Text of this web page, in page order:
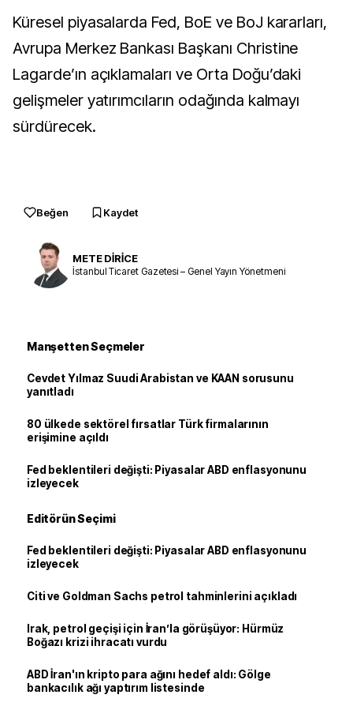
Küresel piyasalarda Fed, BoE ve BoJ kararları,
Avrupa Merkez Bankası Başkanı Christine
Lagarde’ın açıklamaları ve Orta Doğu’daki
gelişmeler yatırımcıların odağında kalmayı
sürdürecek.
Beğen Kaydet
METE DİRİCE
İstanbul Ticaret Gazetesi – Genel Yayın Yönetmeni
Manşetten Seçmeler
Cevdet Yılmaz Suudi Arabistan ve KAAN sorusunu
yanıtladı
80 ülkede sektörel fırsatlar Türk firmalarının
erişimine açıldı
Fed beklentileri değişti: Piyasalar ABD enflasyonunu
izleyecek
Editörün Seçimi
Fed beklentileri değişti: Piyasalar ABD enflasyonunu
izleyecek
Citi ve Goldman Sachs petrol tahminlerini açıkladı
Irak, petrol geçişi için İran’la görüşüyor: Hürmüz
Boğazı krizi ihracatı vurdu
ABD İran'ın kripto para ağını hedef aldı: Gölge
bankacılık ağı yaptırım listesinde